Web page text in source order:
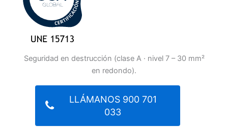
Seguridad en destrucción (clase A · nivel 7 – 30 mm²
en redondo).
LLÁMANOS 900 701
033